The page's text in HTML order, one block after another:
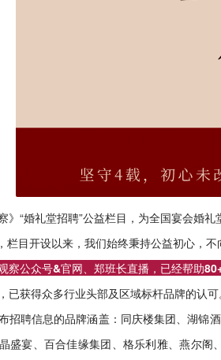
》“婚礼堂招聘”公益栏目，为全国宴会婚
栏目开设以来，我们始终秉持公益初心，
察公众号&官网、郑班长直播，已经帮助
已获得众多行业头部及区域标杆品牌的认可
招聘信息的品牌涵盖： 同庆楼集团、湖锦
盛宴、百合佳缘集团、格乐利雅、燕尔